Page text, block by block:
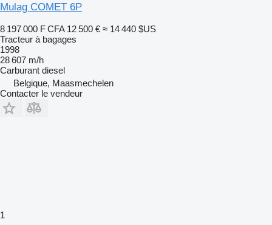
Mulag COMET 6P
8 197 000 F CFA 12 500 € ≈ 14 440 $US
Tracteur à bagages
1998
28 607 m/h
Carburant diesel
Belgique, Maasmechelen
Contacter le vendeur
1